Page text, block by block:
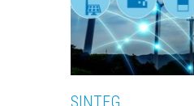
SINTEG